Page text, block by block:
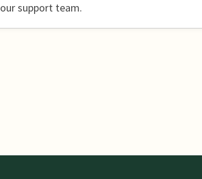
our support team.